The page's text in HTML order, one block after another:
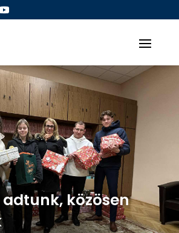
adtunk, közösen